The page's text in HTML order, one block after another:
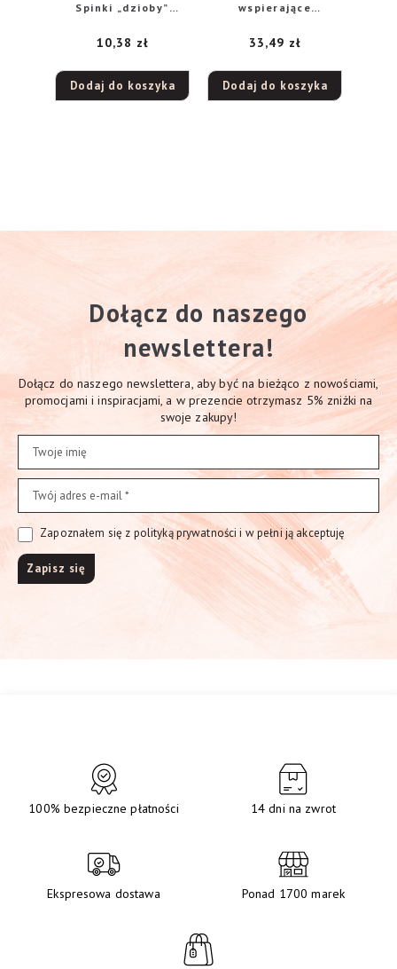
Spinki „dzioby”
10,38 zł
Dodaj do koszyka
wspierające
głowy 75 ml
33,49 zł
Dodaj do koszyka
Dołącz do naszego
newslettera!
Dołącz do naszego newslettera, aby być na bieżąco z nowościami,
promocjami i inspiracjami, a w prezencie otrzymasz 5% zniżki na
swoje zakupy!
Zapoznałem się z polityką prywatności i w pełni ją akceptuję
100% bezpieczne płatności 14 dni na zwrot
Ekspresowa dostawa Ponad 1700 marek